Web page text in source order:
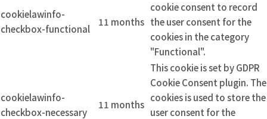
cookielawinfo-
checkbox-functional
11 months
cookie consent to record
the user consent for the
cookies in the category
"Functional".
cookielawinfo-
checkbox-necessary
11 months
This cookie is set by GDPR
Cookie Consent plugin. The
cookies is used to store the
user consent for the